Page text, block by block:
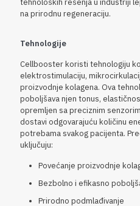
na prirodnu regeneraciju.
Tehnologije
Cellbooster koristi tehnologiju
elektrostimulaciju,
proizvodnje kolagena. Ova
poboljšava njen tonus,
opremljen sa preciznim
dostavi odgovarajuću količinu
potrebama svakog pacijenta.
uključuju:
Povećanje proizvodnje
Bezbolno i efikasno
Prirodno podmlađivanje